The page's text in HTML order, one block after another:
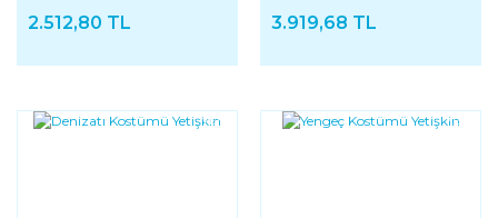
2.512,80 TL 3.919,68 TL
YENI YENI